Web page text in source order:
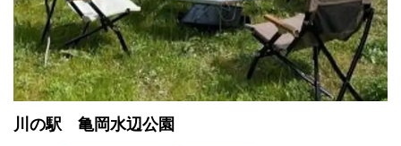
川の駅 亀岡水辺公園